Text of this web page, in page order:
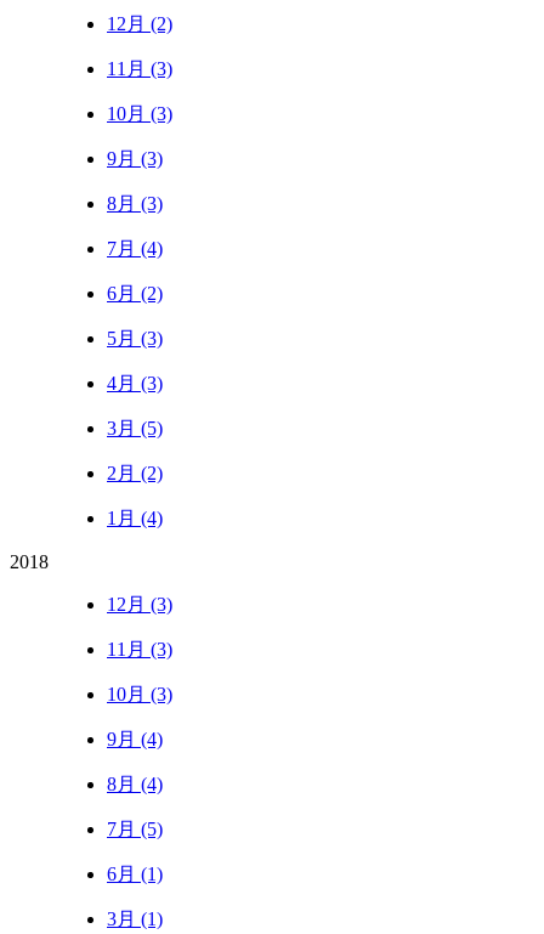
12月 (2)
11月 (3)
10月 (3)
9月 (3)
8月 (3)
7月 (4)
6月 (2)
5月 (3)
4月 (3)
3月 (5)
2月 (2)
1月 (4)
2018
12月 (3)
11月 (3)
10月 (3)
9月 (4)
8月 (4)
7月 (5)
6月 (1)
3月 (1)